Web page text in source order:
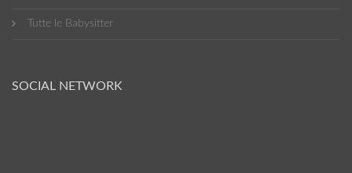
Tutte le Babysitter
SOCIAL NETWORK